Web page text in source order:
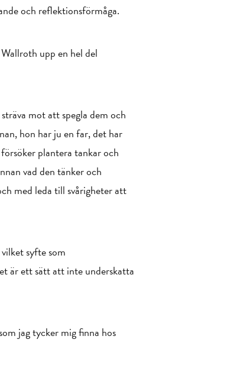
och reflektionsförmåga.
upp en hel del
mot att spegla dem och
hon har ju en far, det har
plantera tankar och
vad den tänker och
med leda till svårigheter att
syfte som
är ett sätt att inte underskatta
jag tycker mig finna hos